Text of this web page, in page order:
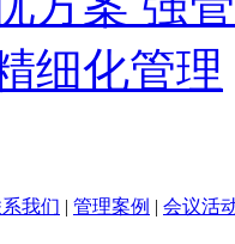
细化管理
我们 | 管理案例 | 会议活